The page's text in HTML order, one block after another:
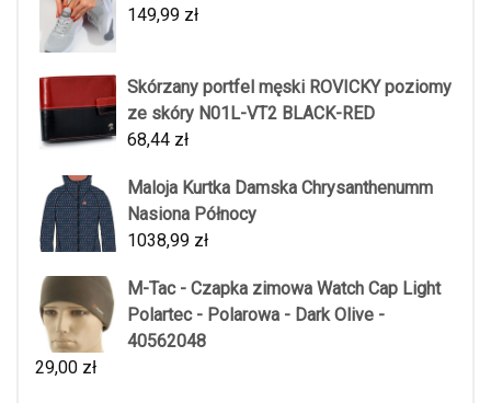
149,99 zł
Skórzany portfel męski ROVICKY poziomy
ze skóry N01L-VT2 BLACK-RED
68,44 zł
Maloja Kurtka Damska Chrysanthenumm
Nasiona Północy
1038,99 zł
M-Tac - Czapka zimowa Watch Cap Light
Polartec - Polarowa - Dark Olive -
40562048
29,00 zł